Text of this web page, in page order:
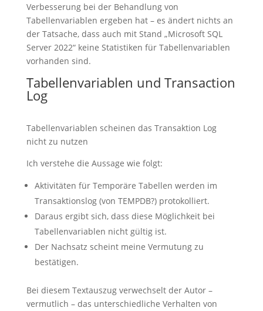
Verbesserung bei der Behandlung von
Tabellenvariablen ergeben hat – es ändert nichts an
der Tatsache, dass auch mit Stand „Microsoft SQL
Server 2022“ keine Statistiken für Tabellenvariablen
vorhanden sind.
Tabellenvariablen und Transaction
Log
Tabellenvariablen scheinen das Transaktion Log
nicht zu nutzen
Ich verstehe die Aussage wie folgt:
Aktivitäten für Temporäre Tabellen werden im
Transaktionslog (von TEMPDB?) protokolliert.
Daraus ergibt sich, dass diese Möglichkeit bei
Tabellenvariablen nicht gültig ist.
Der Nachsatz scheint meine Vermutung zu
bestätigen.
Bei diesem Textauszug verwechselt der Autor –
vermutlich – das unterschiedliche Verhalten von